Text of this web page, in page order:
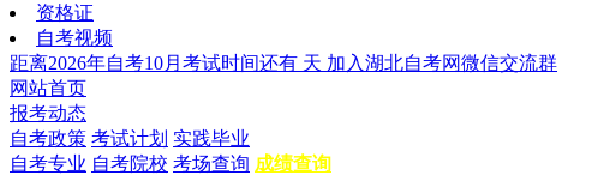
资格证
自考视频
距离2026年自考10月考试时间还有 天 加入湖北自考网微信交流群
网站首页
报考动态
自考政策 考试计划 实践毕业
自考专业 自考院校 考场查询 成绩查询